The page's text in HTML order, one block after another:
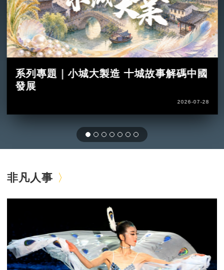
系列專題｜小城大製造 十城故事解碼中國
發展
2026-07-28
非凡人事